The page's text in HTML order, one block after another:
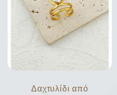
Δαχτυλίδι από